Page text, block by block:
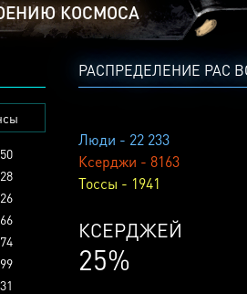
КОСМОСА
РАСПРЕДЕЛЕНИЕ РАС
Люди - 22 233
Ксерджи - 8163
Тоссы - 1941
КСЕРДЖЕЙ
25%